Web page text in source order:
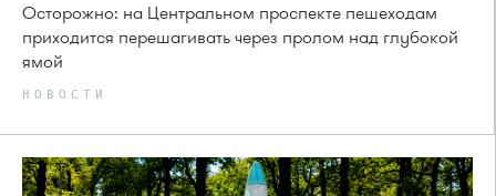
Осторожно: на Центральном проспекте пешеходам
приходится перешагивать через пролом над глубокой
ямой
НОВОСТИ